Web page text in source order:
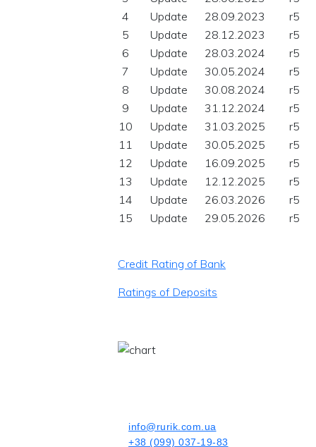
4
Update 28.09.2023
r5
5
Update 28.12.2023
r5
6
Update 28.03.2024
r5
7
Update 30.05.2024
r5
8
Update 30.08.2024
r5
9
Update 31.12.2024
r5
10
Update 31.03.2025
r5
11
Update 30.05.2025
r5
12
Update 16.09.2025
r5
13
Update 12.12.2025
r5
14
Update 26.03.2026
r5
15
Update 29.05.2026 r5
Credit Rating of Bank
Ratings of Deposits
info@rurik.com.ua
+38 (099) 037-19-83